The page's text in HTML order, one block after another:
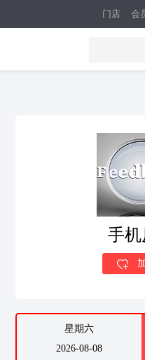
门店 会
手机
星期六
2026-08-08